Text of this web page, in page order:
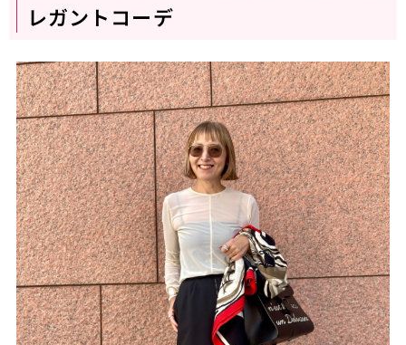
レガントコーデ